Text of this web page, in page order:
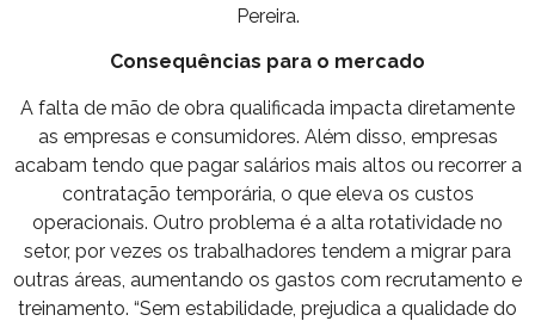
Pereira.
Consequências para o mercado
A falta de mão de obra qualificada impacta diretamente
as empresas e consumidores. Além disso, empresas
acabam tendo que pagar salários mais altos ou recorrer a
contratação temporária, o que eleva os custos
operacionais. Outro problema é a alta rotatividade no
setor, por vezes os trabalhadores tendem a migrar para
outras áreas, aumentando os gastos com recrutamento e
treinamento. “Sem estabilidade, prejudica a qualidade do